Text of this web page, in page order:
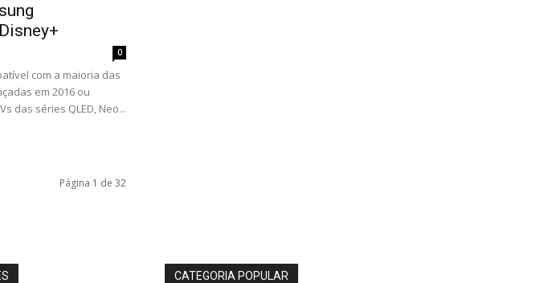
0
com a maioria das
em 2016 ou
das séries QLED, Neo...
Página 1 de 32
CATEGORIA POPULAR